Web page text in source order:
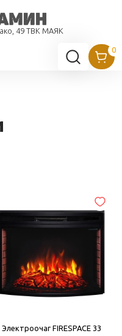
49 ТВК МАЯК
Электроочаг FIRESPACE 33